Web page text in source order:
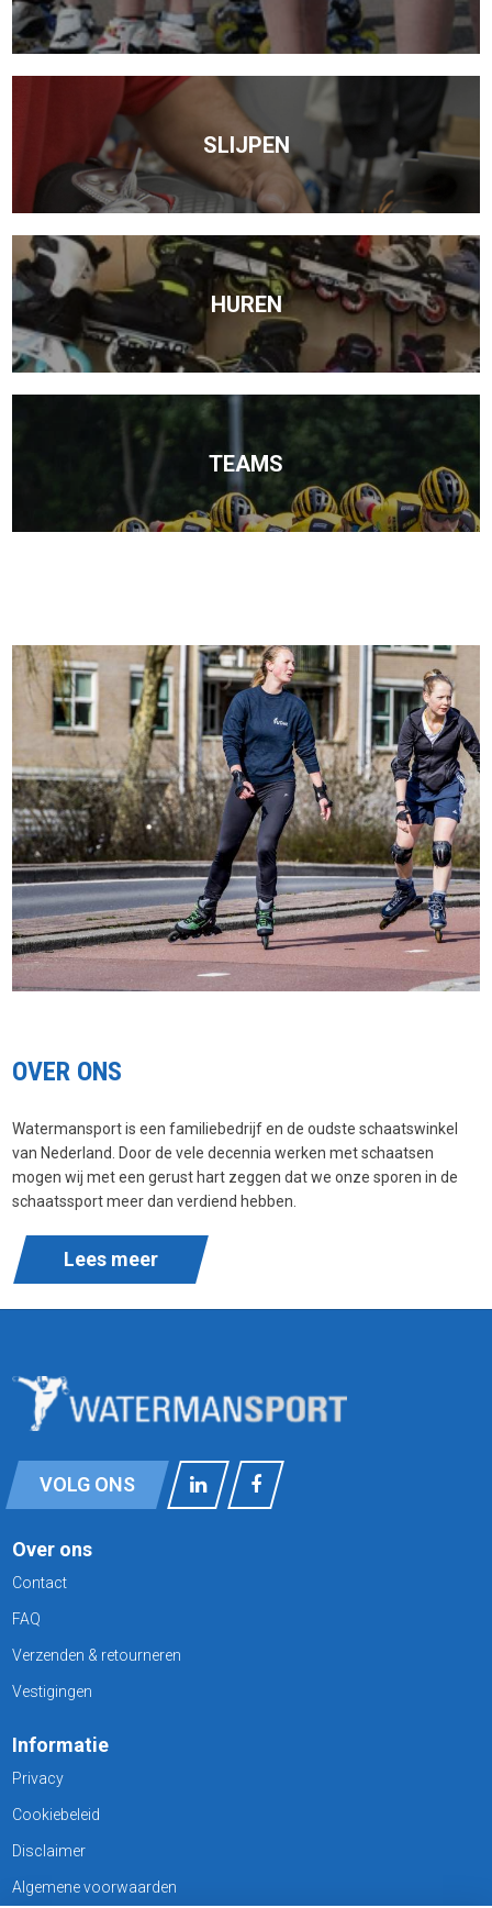
SLIJPEN
HUREN
TEAMS
OVER ONS
Watermansport is een familiebedrijf en de oudste schaatswinkel
van Nederland. Door de vele decennia werken met schaatsen
mogen wij met een gerust hart zeggen dat we onze sporen in de
schaatssport meer dan verdiend hebben.
Lees meer
VOLG ONS
Over ons
Contact
FAQ
Verzenden & retourneren
Vestigingen
Informatie
Privacy
Cookiebeleid
Disclaimer
Algemene voorwaarden